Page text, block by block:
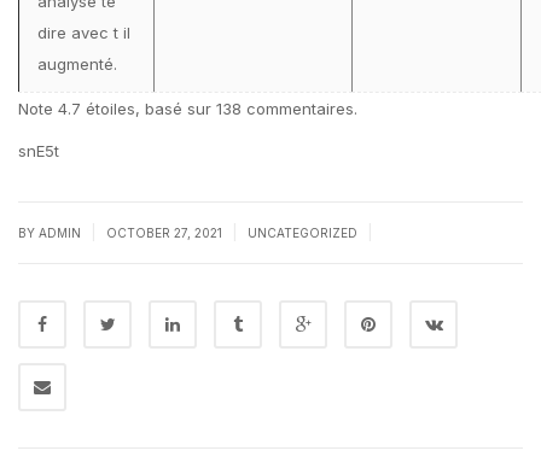
dire avec t il
augmenté.
Note 4.7 étoiles, basé sur 138 commentaires.
snE5t
BY ADMIN OCTOBER 27, 2021 UNCATEGORIZED